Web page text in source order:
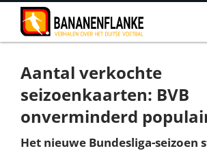
Home
Nieuws
Interviews
Aantal verkochte
seizoenkaarten: BVB
onverminderd
Het nieuwe Bundesliga-seizoen